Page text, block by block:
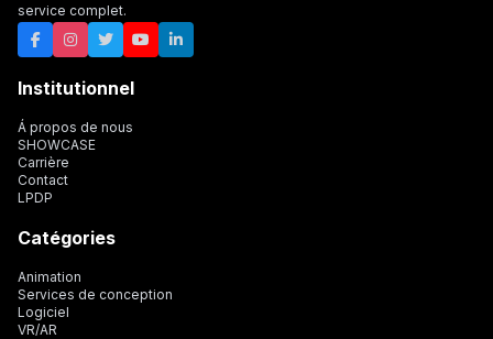
service complet.
Institutionnel
Á propos de nous
SHOWCASE
Carrière
Contact
LPDP
Catégories
Animation
Services de conception
Logiciel
VR/AR